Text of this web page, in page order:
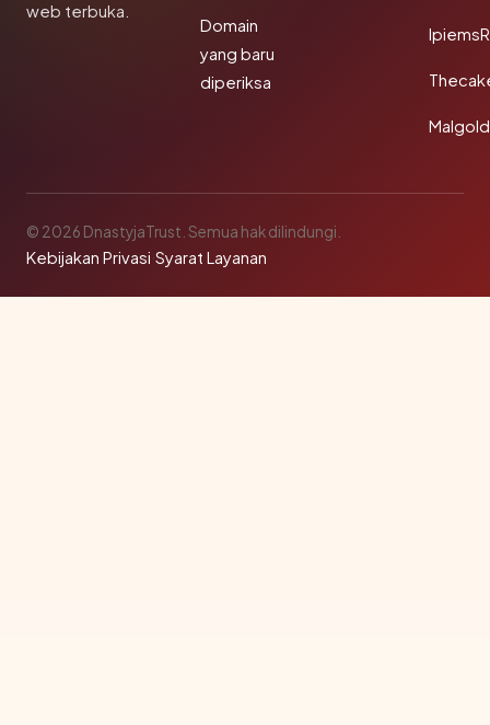
web terbuka.
Domain
yang baru
diperiksa
© 2026 DnastyjaTrust. Semua hak dilindungi.
Kebijakan Privasi·Syarat Layanan